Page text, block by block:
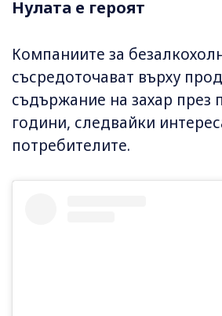
Нулата е героят
Компаниите за
съсредоточават върху
съдържание на захар през
години, следвайки
потребителите.